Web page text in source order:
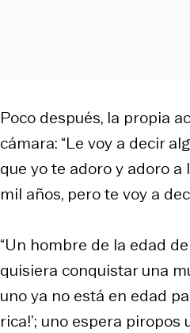
Poco después, la propia
cámara: “Le voy a decir
que yo te adoro y adoro a
mil años, pero te voy a
“Un hombre de la edad
quisiera conquistar una
uno ya no está en edad
rica!’; uno espera piropos